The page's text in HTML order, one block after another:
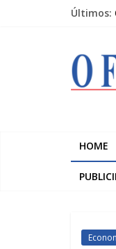
Últimos:
O
Nossa
Cidade
HOME